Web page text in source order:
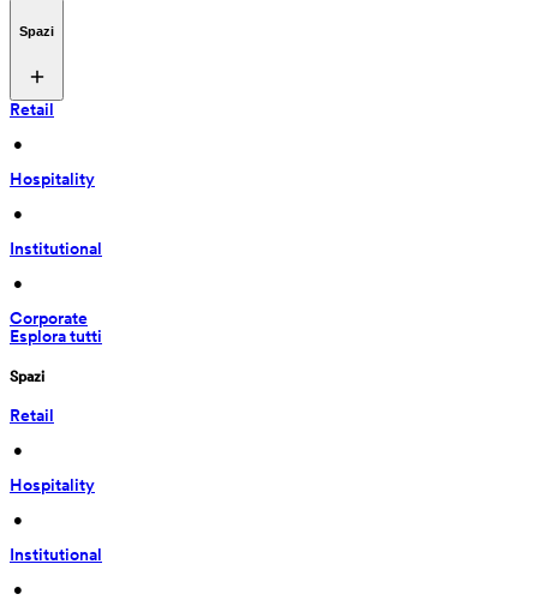
Spazi
Retail
•
Hospitality
•
Institutional
•
Corporate
Esplora tutti
Spazi
Retail
•
Hospitality
•
Institutional
•